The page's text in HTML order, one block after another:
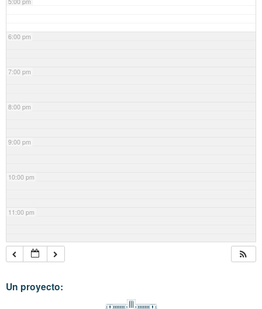
6:00 pm
7:00 pm
8:00 pm
9:00 pm
10:00 pm
11:00 pm
Un proyecto: